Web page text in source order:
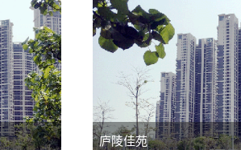
庐陵佳苑